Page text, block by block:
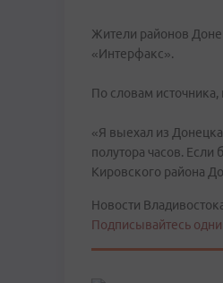
Жители районов
«Интерфакс».
По словам
«Я выехал из
полутора часов.
Кировского района
Новости
Подписывайтесь